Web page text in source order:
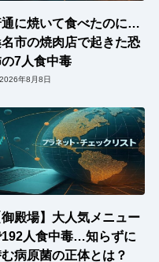
に焼いて食べたのに…
市の焼肉店で起きた恐
7人食中毒
2026年8月8日
御殿場】大人気メニュー
人食中毒…知らずに
病原菌の正体とは？